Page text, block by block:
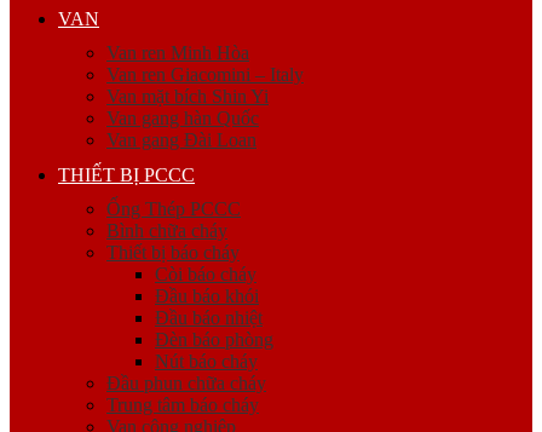
VAN
Van ren Minh Hòa
Van ren Giacomini – Italy
Van mặt bích Shin Yi
Van gang hàn Quốc
Van gang Đài Loan
THIẾT BỊ PCCC
Ống Thép PCCC
Bình chữa cháy
Thiết bị báo cháy
Còi báo cháy
Đầu báo khói
Đầu báo nhiệt
Đèn báo phòng
Nút báo cháy
Đầu phun chữa cháy
Trung tâm báo cháy
Van công nghiệp